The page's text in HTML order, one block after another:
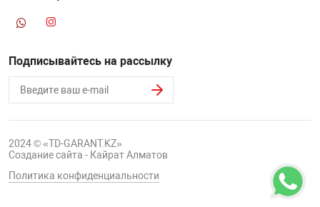
Подписывайтесь на рассылку
2024 © «TD-GARANT.KZ»
Создание сайта - Кайрат Алматов
Политика конфиденциальности